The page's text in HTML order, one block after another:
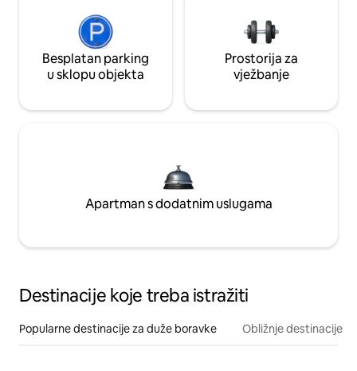
Besplatan parking
u sklopu objekta
Prostorija za
vježbanje
Apartman s dodatnim uslugama
Destinacije koje treba istražiti
Popularne destinacije za duže boravke Obližnje destinacije